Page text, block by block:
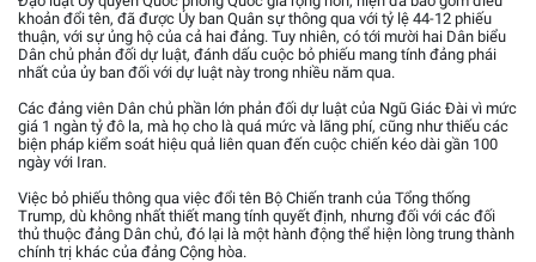
khoản đổi tên, đã được Ủy ban Quân sự thông qua với tỷ lệ 44-12 phiếu
thuận, với sự ủng hộ của cả hai đảng. Tuy nhiên, có tới mười hai Dân biểu
Dân chủ phản đối dự luật, đánh dấu cuộc bỏ phiếu mang tính đảng phái
nhất của ủy ban đối với dự luật này trong nhiều năm qua.
Các đảng viên Dân chủ phần lớn phản đối dự luật của Ngũ Giác Đài vì mức
giá 1 ngàn tỷ đô la, mà họ cho là quá mức và lãng phí, cũng như thiếu các
biện pháp kiểm soát hiệu quả liên quan đến cuộc chiến kéo dài gần 100
ngày với Iran.
Việc bỏ phiếu thông qua việc đổi tên Bộ Chiến tranh của Tổng thống
Trump, dù không nhất thiết mang tính quyết định, nhưng đối với các đối
thủ thuộc đảng Dân chủ, đó lại là một hành động thể hiện lòng trung thành
chính trị khác của đảng Cộng hòa.